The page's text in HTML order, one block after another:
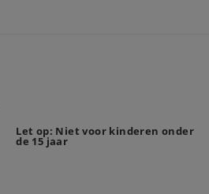
Let op: Niet voor kinderen onder
de 15 jaar